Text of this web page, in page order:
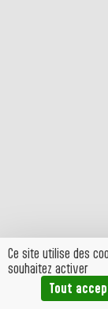
Ce site utilise des
souhaitez activer
Tout